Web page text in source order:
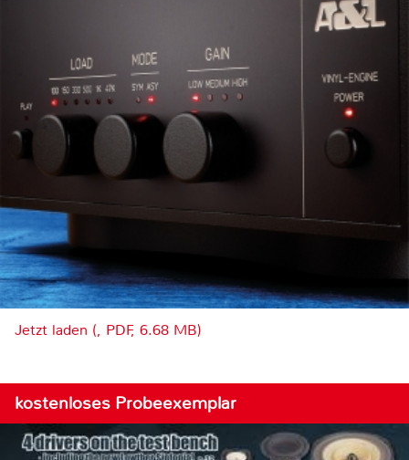
Jetzt laden (, PDF, 6.68 MB)
kostenloses Probeexemplar